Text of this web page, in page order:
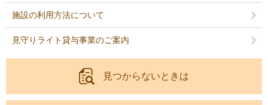
施設の利用方法について
見守りライト貸与事業のご案内
見つからないときは